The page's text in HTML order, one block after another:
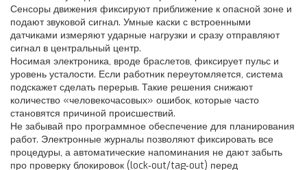
Сенсоры движения фиксируют приближение к опасной зоне и
подают звуковой сигнал. Умные каски с встроенными
датчиками измеряют ударные нагрузки и сразу отправляют
сигнал в центральный центр.
Носимая электроника, вроде браслетов, фиксирует пульс и
уровень усталости. Если работник переутомляется, система
подскажет сделать перерыв. Такие решения снижают
количество «человекочасовых» ошибок, которые часто
становятся причиной происшествий.
Не забывай про программное обеспечение для планирования
работ. Электронные журналы позволяют фиксировать все
процедуры, а автоматические напоминания не дают забыть
про проверку блокировок (lock‑out/tag‑out) перед